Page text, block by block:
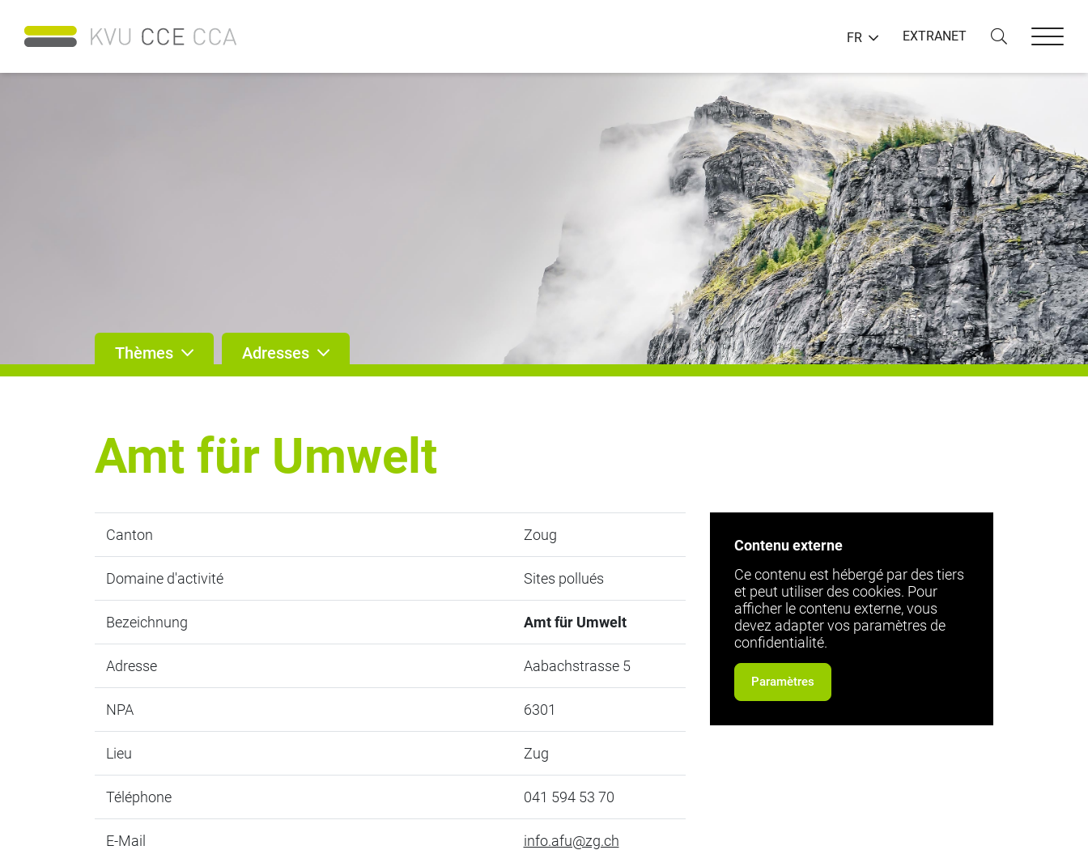
FR EXTRANET
Thèmes Adresses
Amt für Umwelt
Canton Zoug
Domaine d'activité Sites pollués
Bezeichnung Amt für Umwelt
Adresse Aabachstrasse 5
NPA 6301
Lieu Zug
Téléphone 041 594 53 70
E-Mail info.afu@zg.ch
Contenu externe
Ce contenu est hébergé par des tiers
et peut utiliser des cookies. Pour
afficher le contenu externe, vous
devez adapter vos paramètres de
confidentialité.
Paramètres